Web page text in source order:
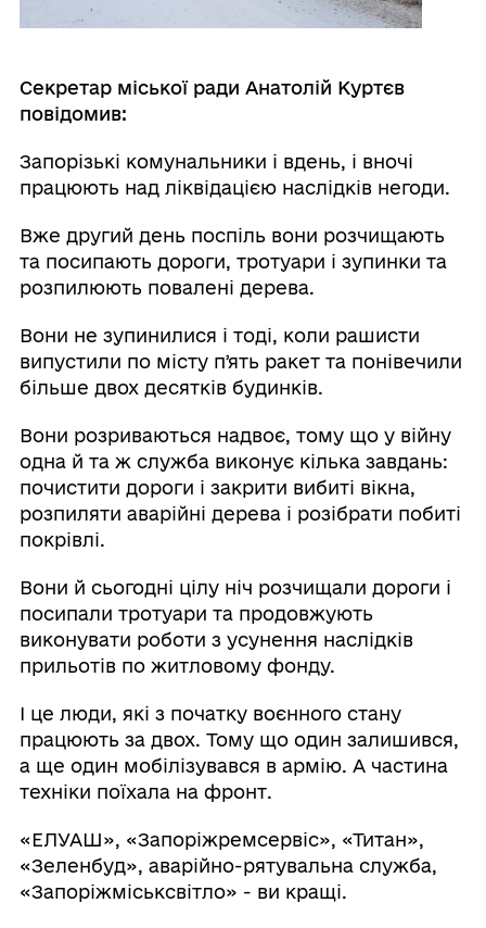
Секретар міської ради Анатолій Куртєв
повідомив:
Запорізькі комунальники і вдень, і вночі
працюють над ліквідацією наслідків негоди.
Вже другий день поспіль вони розчищають
та посипають дороги, тротуари і зупинки та
розпилюють повалені дерева.
Вони не зупинилися і тоді, коли рашисти
випустили по місту пʼять ракет та понівечили
більше двох десятків будинків.
Вони розриваються надвоє, тому що у війну
одна й та ж служба виконує кілька завдань:
почистити дороги і закрити вибиті вікна,
розпиляти аварійні дерева і розібрати побиті
покрівлі.
Вони й сьогодні цілу ніч розчищали дороги і
посипали тротуари та продовжують
виконувати роботи з усунення наслідків
прильотів по житловому фонду.
І це люди, які з початку воєнного стану
працюють за двох. Тому що один залишився,
а ще один мобілізувався в армію. А частина
техніки поїхала на фронт.
«ЕЛУАШ», «Запоріжремсервіс», «Титан»,
«Зеленбуд», аварійно-рятувальна служба,
«Запоріжміськсвітло» - ви кращі.